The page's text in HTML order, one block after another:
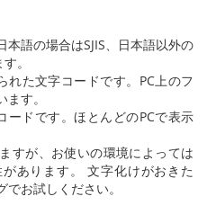
語の場合はSJIS、日本語以外の
。
れた文字コードです。PC上のフ
す。
ードです。ほとんどのPCで表示
すが、お使いの環境によっては
あります。 文字化けがおきた
お試しください。